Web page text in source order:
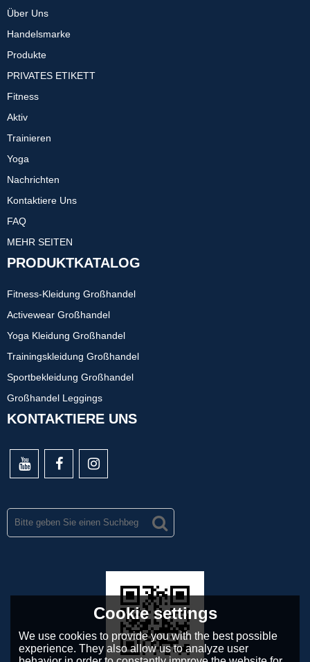
Über Uns
Handelsmarke
Produkte
PRIVATES ETIKETT
Fitness
Aktiv
Trainieren
Yoga
Nachrichten
Kontaktiere Uns
FAQ
MEHR SEITEN
PRODUKTKATALOG
Fitness-Kleidung Großhandel
Activewear Großhandel
Yoga Kleidung Großhandel
Trainingskleidung Großhandel
Sportbekleidung Großhandel
Großhandel Leggings
KONTAKTIERE UNS
Cookie settings
We use cookies to provide you with the best possible
experience. They also allow us to analyze user